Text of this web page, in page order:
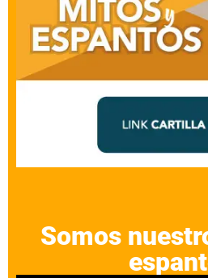
Somos